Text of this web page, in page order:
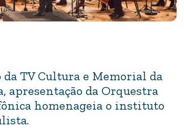
da TV Cultura e Memorial da
apresentação da Orquestra
homenageia o instituto